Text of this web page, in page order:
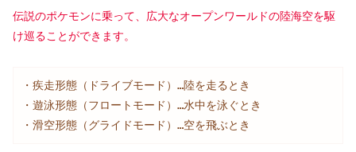
伝説のポケモンに乗って、広大なオープンワールドの陸海空を駆
け巡ることができます。
・疾走形態（ドライブモード）…陸を走るとき
・遊泳形態（フロートモード）…水中を泳ぐとき
・滑空形態（グライドモード）…空を飛ぶとき